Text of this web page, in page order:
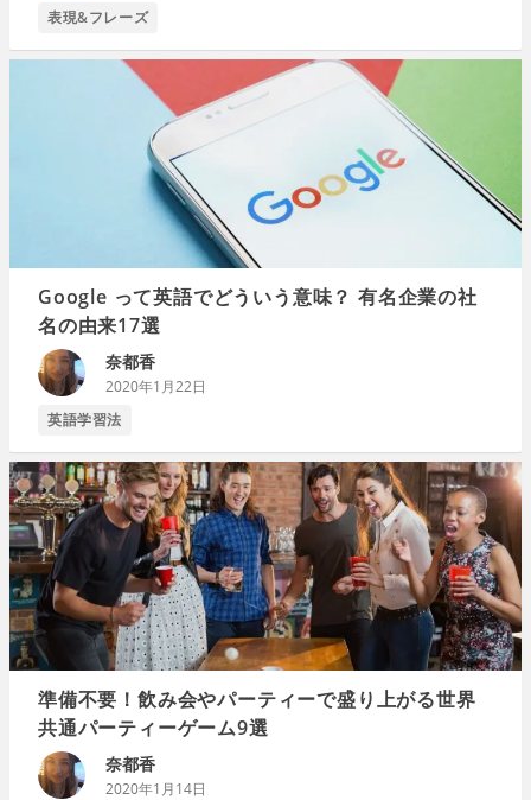
表現&フレーズ
Google って英語でどういう意味？ 有名企業の社
名の由来17選
奈都香
2020年1月22日
英語学習法
準備不要！飲み会やパーティーで盛り上がる世界
共通パーティーゲーム9選
奈都香
2020年1月14日